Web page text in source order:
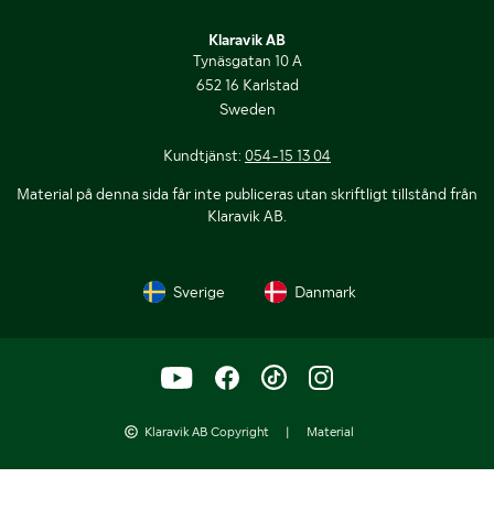
Klaravik AB
Tynäsgatan 10 A
652 16 Karlstad
Sweden
Kundtjänst: 054-15 13 04
Material på denna sida får inte publiceras utan skriftligt tillstånd från
Klaravik AB.
Sverige Danmark
Klaravik AB Copyright | Material